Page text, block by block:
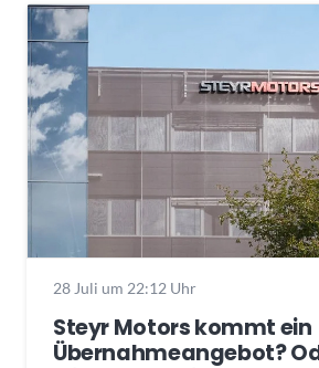
28 Juli um 22:12 Uhr
Steyr Motors kommt ein
Übernahmeangebot?